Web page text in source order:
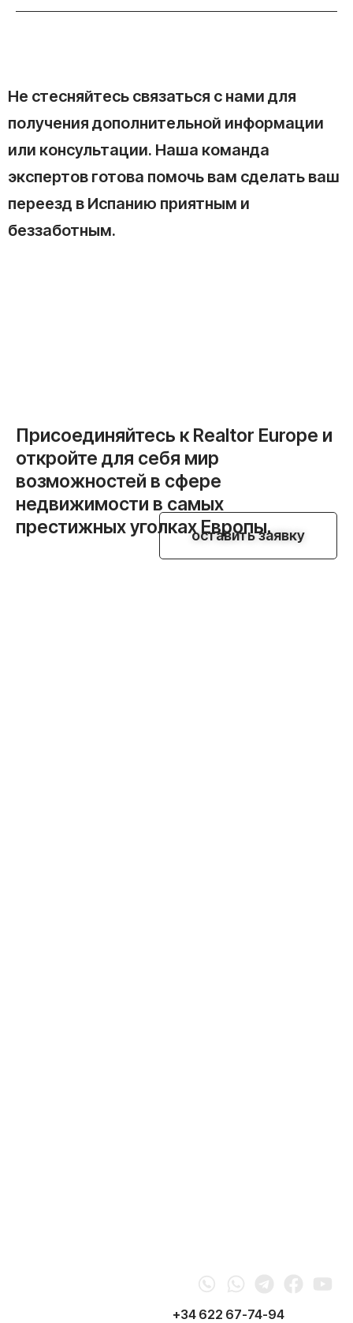
Не стесняйтесь связаться с нами для
получения дополнительной информации
или консультации. Наша команда
экспертов готова помочь вам сделать ваш
переезд в Испанию приятным и
беззаботным.
Присоединяйтесь к Realtor Europe и
откройте для себя мир
возможностей в сфере
недвижимости в самых
престижных уголках Европы.
оставить заявку
+34 622 67-74-94